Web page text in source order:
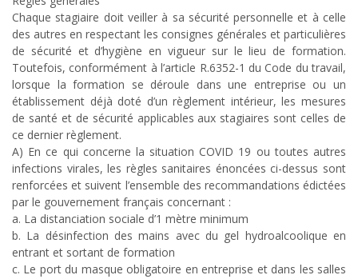
Chaque stagiaire doit veiller à sa sécurité personnelle et à celle
des autres en respectant les consignes générales et particulières
de sécurité et d’hygiène en vigueur sur le lieu de formation.
Toutefois, conformément à l’article R.6352-1 du Code du travail,
lorsque la formation se déroule dans une entreprise ou un
établissement déjà doté d’un règlement intérieur, les mesures
de santé et de sécurité applicables aux stagiaires sont celles de
ce dernier règlement.
A) En ce qui concerne la situation COVID 19 ou toutes autres
infections virales, les règles sanitaires énoncées ci-dessus sont
renforcées et suivent l’ensemble des recommandations édictées
par le gouvernement français concernant :
a. La distanciation sociale d’1 mètre minimum
b. La désinfection des mains avec du gel hydroalcoolique en
entrant et sortant de formation
c. Le port du masque obligatoire en entreprise et dans les salles